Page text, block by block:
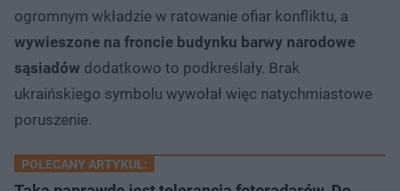
ogromnym wkładzie w ratowanie ofiar konfliktu, a
wywieszone na froncie budynku barwy narodowe
sąsiadów dodatkowo to podkreślały. Brak
ukraińskiego symbolu wywołał więc natychmiastowe
poruszenie.
POLECANY ARTYKUŁ: